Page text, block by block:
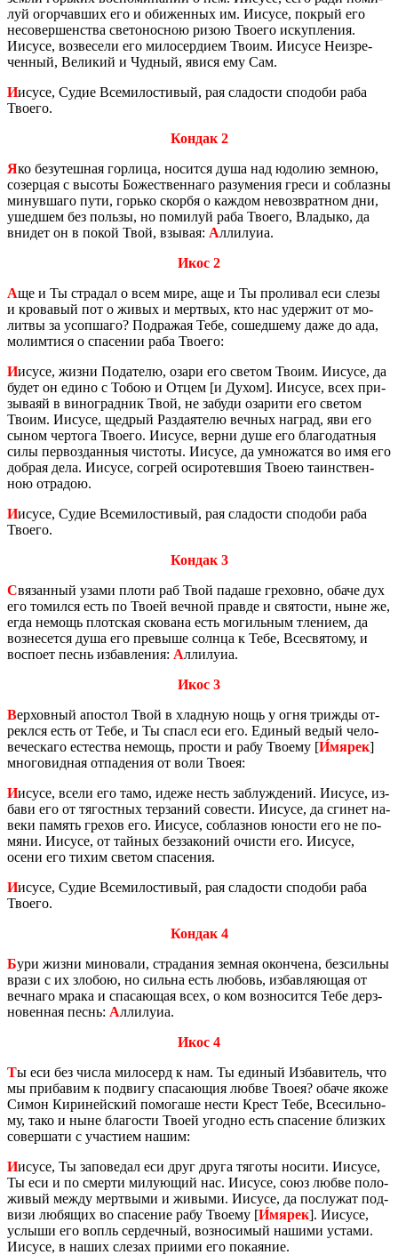
луй огор­чав­ших его и оби­жен­ных им. Иису­се, по­крый его
несо­вер­шен­ства све­то­нос­ною ризою Тво­е­го ис­куп­ле­ния.
Иису­се, воз­ве­се­ли его ми­ло­сер­ди­ем Твоим. Иису­се Неиз­ре­
чен­ный, Ве­ли­кий и Чуд­ный, явися ему Сам.
Иисусе, Судие Все­ми­ло­сти­вый, рая сла­до­сти спо­до­би раба
Тво­е­го.
Кондак 2
Яко без­утеш­ная гор­ли­ца, но­сит­ся душа над юдо­лию зем­ною,
со­зер­цая с вы­со­ты Бо­же­ствен­на­го ра­зу­ме­ния греси и со­блаз­ны
ми­нув­ша­го пути, горь­ко скор­бя о каж­дом невоз­врат­ном дни,
ушед­шем без поль­зы, но по­ми­луй раба Тво­е­го, Вла­ды­ко, да
вни­дет он в покой Твой, взы­вая: Алли­лу­иа.
Икос 2
Аще и Ты стра­дал о всем мире, аще и Ты про­ли­вал еси слезы
и кро­ва­вый пот о живых и мерт­вых, кто нас удер­жит от мо­
лит­вы за усоп­ша­го? Под­ра­жая Тебе, со­шед­ше­му даже до ада,
мо­лим­ти­ся о спа­се­нии раба Тво­е­го:
Иисусе, жизни По­да­те­лю, озари его све­том Твоим. Иису­се, да
будет он едино с Тобою и Отцем [и Духом]. Иису­се, всех при­
зы­ва­яй в ви­но­град­ник Твой, не за­бу­ди оза­ри­ти его све­том
Твоим. Иису­се, щед­рый Раз­да­я­те­лю веч­ных на­град, яви его
сыном чер­то­га Тво­е­го. Иису­се, верни душе его бла­го­дат­ныя
силы пер­во­здан­ныя чи­сто­ты. Иису­се, да умно­жат­ся во имя его
доб­рая дела. Иису­се, со­грей оси­ро­тев­шия Твоею та­ин­ствен­
ною от­ра­дою.
Иисусе, Судие Все­ми­ло­сти­вый, рая сла­до­сти спо­до­би раба
Тво­е­го.
Кондак 3
Свя­зан­ный узами плоти раб Твой па­да­ше гре­хов­но, обаче дух
его то­мил­ся есть по Твоей веч­ной прав­де и свя­то­сти, ныне же,
егда немощь плот­ская ско­ва­на есть мо­гиль­ным тле­ни­ем, да
воз­не­сет­ся душа его пре­вы­ше солн­ца к Тебе, Все­свя­то­му, и
вос­по­ет песнь из­бав­ле­ния: Алли­лу­иа.
Икос 3
Вер­хов­ный апо­стол Твой в хлад­ную нощь у огня три­жды от­
ре­кл­ся есть от Тебе, и Ты спасл еси его. Еди­ный ведый че­ло­
ве­че­ска­го есте­ства немощь, про­сти и рабу Тво­е­му [И́мярек]
мно­го­вид­ная от­па­де­ния от воли Твоея:
Иисусе, всели его тамо, идеже несть за­блуж­де­ний. Иису­се, из­
ба­ви его от тя­гост­ных тер­за­ний со­ве­сти. Иису­се, да сги­нет на­
ве­ки па­мять гре­хов его. Иису­се, со­блаз­нов юно­сти его не по­
мя­ни. Иису­се, от тай­ных без­за­ко­ний очи­сти его. Иису­се,
осени его тихим све­том спа­се­ния.
Иисусе, Судие Все­ми­ло­сти­вый, рая сла­до­сти спо­до­би раба
Тво­е­го.
Кондак 4
Бури жизни ми­но­ва­ли, стра­да­ния зем­ная окон­че­на, без­силь­ны
врази с их зло­бою, но силь­на есть лю­бовь, из­бав­ля­ю­щая от
веч­на­го мрака и спа­са­ю­щая всех, о ком воз­но­сит­ся Тебе дерз­
но­вен­ная песнь: Алли­лу­иа.
Икос 4
Ты еси без числа ми­ло­серд к нам. Ты еди­ный Из­ба­ви­тель, что
мы при­ба­вим к по­дви­гу спа­са­ю­щия любве Твоея? обаче якоже
Симон Ки­ри­ней­ский по­мо­га­ше нести Крест Тебе, Все­силь­но­
му, тако и ныне бла­го­сти Твоей угод­но есть спа­се­ние близ­ких
со­вер­ша­ти с уча­сти­ем нашим:
Иисусе, Ты за­по­ве­дал еси друг друга тя­го­ты но­си­ти. Иису­се,
Ты еси и по смер­ти ми­лу­ю­щий нас. Иису­се, союз любве по­ло­
жи­вый между мерт­вы­ми и жи­вы­ми. Иису­се, да по­слу­жат под­
ви­зи лю­бя­щих во спа­се­ние рабу Тво­е­му [И́мярек]. Иису­се,
услы­ши его вопль сер­деч­ный, воз­но­си­мый на­ши­ми уста­ми.
Иису­се, в наших сле­зах при­и­ми его по­ка­я­ние.